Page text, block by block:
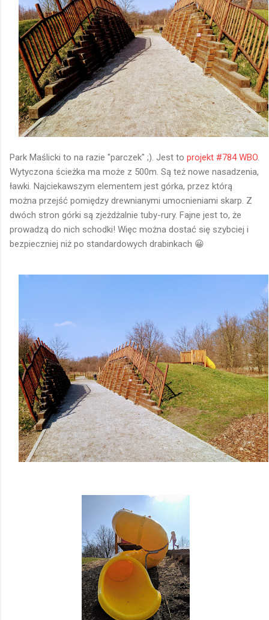
Park Maślicki to na razie "parczek" ;). Jest to projekt #784 WBO
Wytyczona ścieżka ma może z 500m. Są też nowe nasadzenia,
ławki. Najciekawszym elementem jest górka, przez którą
można przejść pomiędzy drewnianymi umocnieniami skarp. Z
dwóch stron górki są zjeżdżalnie tuby-rury. Fajne jest to, że
prowadzą do nich schodki! Więc można dostać się szybciej i
bezpieczniej niż po standardowych drabinkach 😀